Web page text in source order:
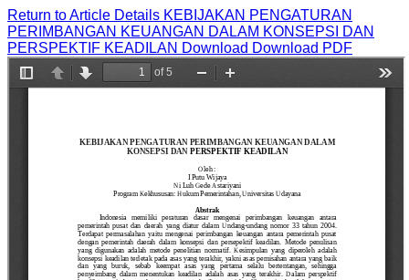
Return to Article Details KEBIJAKAN PENGATURAN
PERIMBANGAN KEUANGAN DALAM KONSEPSI DAN
PERSPEKTIF KEADILAN Download Download PDF